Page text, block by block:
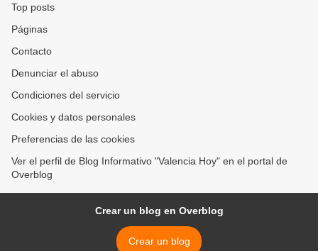
Top posts
Páginas
Contacto
Denunciar el abuso
Condiciones del servicio
Cookies y datos personales
Preferencias de las cookies
Ver el perfil de Blog Informativo "Valencia Hoy" en el portal de
Overblog
Crear un blog en Overblog
Crear un blog